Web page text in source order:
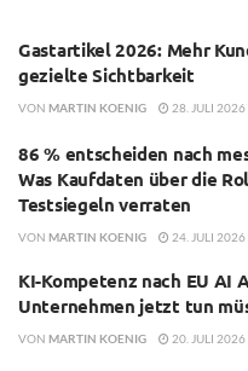
Gastartikel 2026: Mehr
gezielte Sichtbarkeit
VON MARTIN KOENIG 28. JULI 2026
86 % entscheiden nach
Was Kaufdaten über die
Testsiegeln verraten
VON MARTIN KOENIG 24. JULI 2026
KI-Kompetenz nach EU AI
Unternehmen jetzt tun
VON MARTIN KOENIG 20. JULI 2026